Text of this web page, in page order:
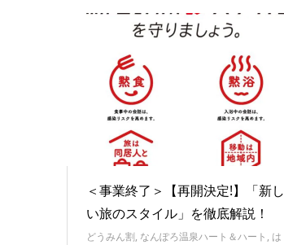
＜事業終了＞【再開決定!】「新し
い旅のスタイル」を徹底解説！
どうみん割, なんぽろ温泉ハート＆ハート , は